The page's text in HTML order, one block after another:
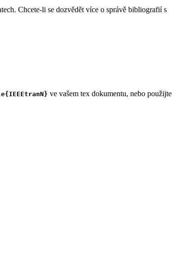
Chcete-li se dozvědět více o správě bibliografií s
ve vašem tex dokumentu, nebo použijte